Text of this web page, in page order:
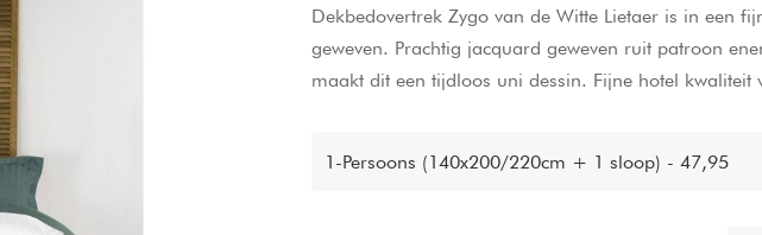
Dekbedovertrek Zygo van de Witte Lietaer is in een
geweven. Prachtig jacquard geweven ruit patroon
maakt dit een tijdloos uni dessin. Fijne hotel kwaliteit
1-Persoons (140x200/220cm + 1 sloop) - 47,95